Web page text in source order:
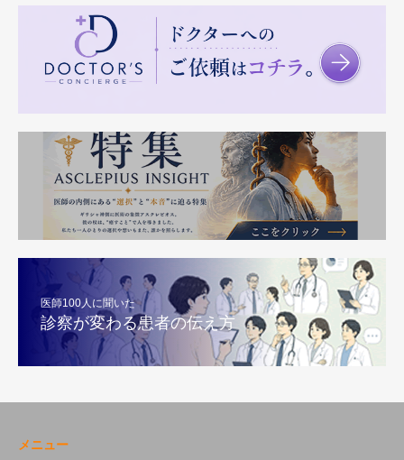
医師100人に聞いた
診察が変わる患者の伝え方
メニュー